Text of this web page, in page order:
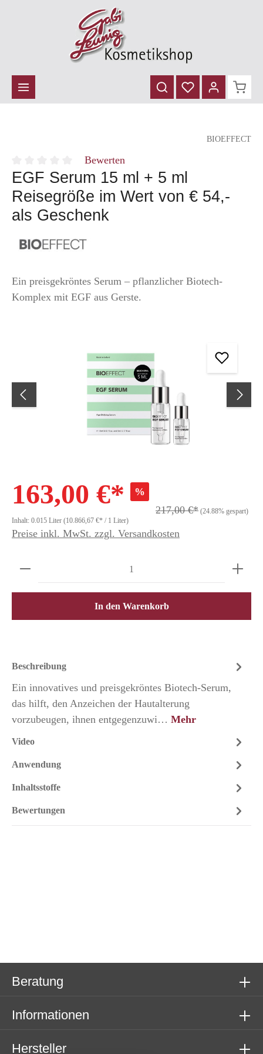
BIOEFFECT
Durchschnittliche Bewertung von 0 von 5 Sternen
Bewerten
EGF Serum 15 ml + 5 ml
Reisegröße im Wert von € 54,-
als Geschenk
Ein preisgekröntes Serum – pflanzlicher Biotech-
Komplex mit EGF aus Gerste.
163,00 €*
%
217,00 €* (24.88% gespart)
Inhalt: 0.015 Liter (10.866,67 €* / 1 Liter)
Preise inkl. MwSt. zzgl. Versandkosten
Produkt Anzahl: Gib den gewünschten Wert
In den Warenkorb
Beschreibung
Ein innovatives und preisgekröntes Biotech-Serum,
das hilft, den Anzeichen der Hautalterung
vorzubeugen, ihnen entgegenzuwi… Mehr
Video
Anwendung
Inhaltsstoffe
Bewertungen
Beratung
Informationen
Hersteller